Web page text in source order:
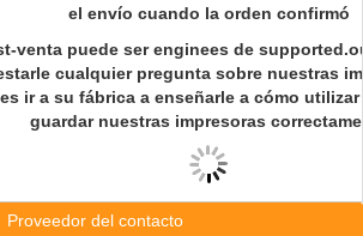
el envío cuando la orden confirmó
venta puede ser enginees de
cualquier pregunta sobre nuestras
ir a su fábrica a enseñarle a cómo
guardar nuestras impresoras
Proveedor del contacto